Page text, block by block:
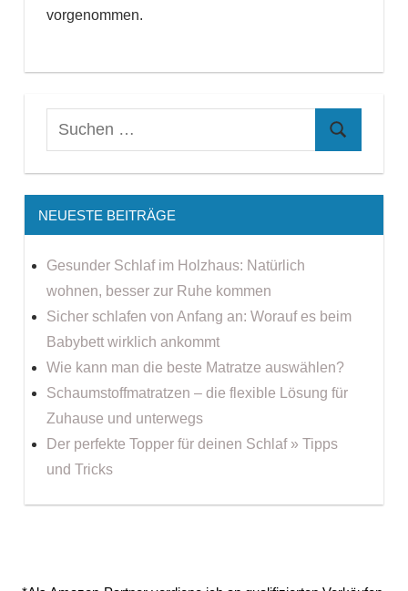
vorgenommen.
NEUESTE BEITRÄGE
Gesunder Schlaf im Holzhaus: Natürlich
wohnen, besser zur Ruhe kommen
Sicher schlafen von Anfang an: Worauf es beim
Babybett wirklich ankommt
Wie kann man die beste Matratze auswählen?
Schaumstoffmatratzen – die flexible Lösung für
Zuhause und unterwegs
Der perfekte Topper für deinen Schlaf » Tipps
und Tricks